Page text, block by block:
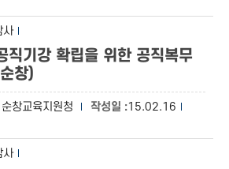
사
기강 확립을 위한 공직복무
창)
순창교육지원청
15.02.16
사